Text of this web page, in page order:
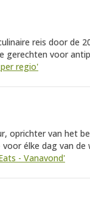
reis door de
gerechten voor
regio'
oprichter van het
élke dag van de
- Vanavond'